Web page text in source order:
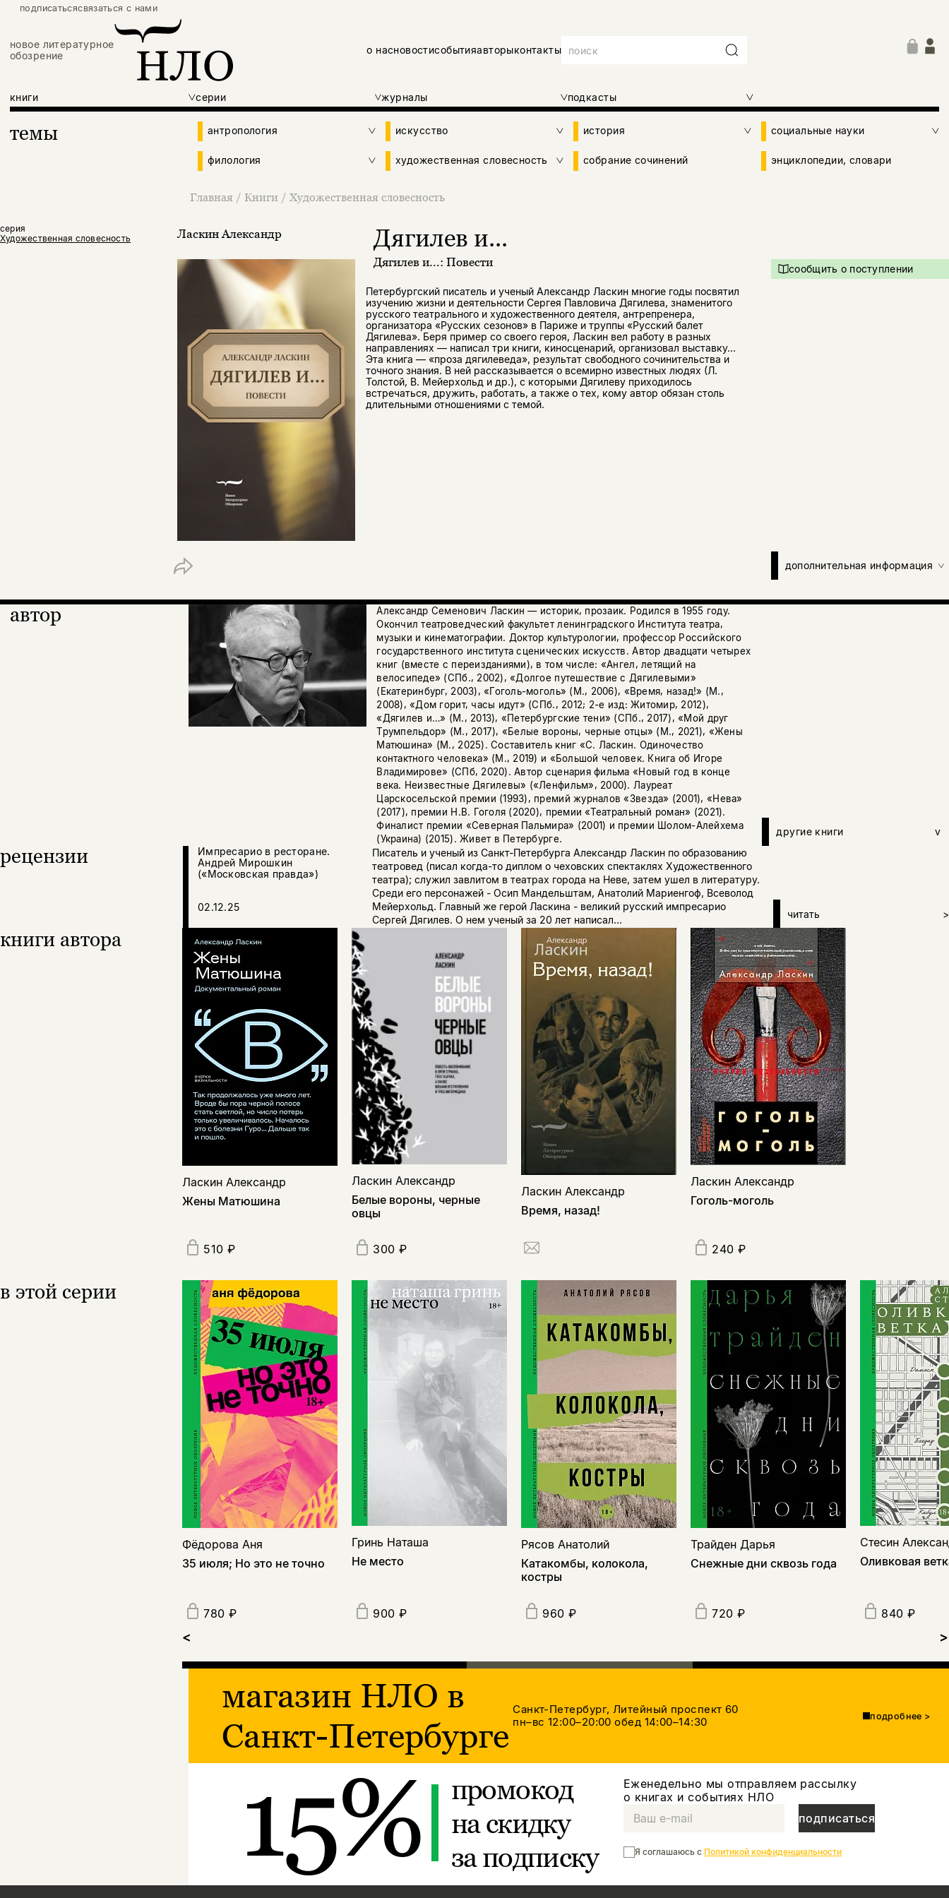
подписатьсясвязаться с нами
новое литературное
обозрение
о насновостисобытияавторыконтакты
книги серии журналы подкасты
темы антропология искусство история социальные науки
филология художественная словесность собрание сочинений энциклопедии, словари
Главная / Книги / Художественная словесность
серия
Художественная словесность
Ласкин Александр Дягилев и...
Дягилев и...: Повести
Петербургский писатель и ученый Александр Ласкин многие годы посвятил
изучению жизни и деятельности Сергея Павловича Дягилева, знаменитого
русского театрального и художественного деятеля, антрепренера,
организатора «Русских сезонов» в Париже и труппы «Русский балет
Дягилева». Беря пример со своего героя, Ласкин вел работу в разных
направлениях — написал три книги, киносценарий, организовал выставку…
Эта книга — «проза дягилеведа», результат свободного сочинительства и
точного знания. В ней рассказывается о всемирно известных людях (Л.
Толстой, В. Мейерхольд и др.), с которыми Дягилеву приходилось
встречаться, дружить, работать, а также о тех, кому автор обязан столь
длительными отношениями с темой.
сообщить о поступлении
дополнительная информация
автор
Александр Семенович Ласкин — историк, прозаик. Родился в 1955 году.
Окончил театроведческий факультет ленинградского Института театра,
музыки и кинематографии. Доктор культурологии, профессор Российского
государственного института сценических искусств. Автор двадцати четырех
книг (вместе с переизданиями), в том числе: «Ангел, летящий на
велосипеде» (СПб., 2002), «Долгое путешествие с Дягилевыми»
(Екатеринбург, 2003), «Гоголь-моголь» (М., 2006), «Время, назад!» (М.,
2008), «Дом горит, часы идут» (СПб., 2012; 2-е изд: Житомир, 2012),
«Дягилев и…» (М., 2013), «Петербургские тени» (СПб., 2017), «Мой друг
Трумпельдор» (М., 2017), «Белые вороны, черные отцы» (М., 2021), «Жены
Матюшина» (М., 2025). Составитель книг «С. Ласкин. Одиночество
контактного человека» (М., 2019) и «Большой человек. Книга об Игоре
Владимирове» (СПб, 2020). Автор сценария фильма «Новый год в конце
века. Неизвестные Дягилевы» («Ленфильм», 2000). Лауреат
Царскосельской премии (1993), премий журналов «Звезда» (2001), «Нева»
(2017), премии Н.В. Гоголя (2020), премии «Театральный роман» (2021).
Финалист премии «Северная Пальмира» (2001) и премии Шолом-Алейхема
(Украина) (2015). Живет в Петербурге.
другие книги v
рецензии
Импресарио в ресторане.
Андрей Мирошкин
(«Московская правда»)
02.12.25
Писатель и ученый из Санкт-Петербурга Александр Ласкин по образованию
театровед (писал когда-то диплом о чеховских спектаклях Художественного
театра); служил завлитом в театрах города на Неве, затем ушел в литературу.
Среди его персонажей - Осип Мандельштам, Анатолий Мариенгоф, Всеволод
Мейерхольд. Главный же герой Ласкина - великий русский импресарио
Сергей Дягилев. О нем ученый за 20 лет написал...
читать >
книги автора
Ласкин Александр
Жены Матюшина
510 ₽
Ласкин Александр
Белые вороны, черные
овцы
300 ₽
Ласкин Александр
Время, назад!
Ласкин Александр
Гоголь-моголь
240 ₽
в этой серии
Фёдорова Аня
35 июля; Но это не точно
780 ₽
Гринь Наташа
Не место
900 ₽
Рясов Анатолий
Катакомбы, колокола,
костры
960 ₽
Трайден Дарья
Снежные дни сквозь года
720 ₽
Стесин
Оливковая
840 ₽
< >
магазин НЛО в
Санкт-Петербурге
Санкт-Петербург, Литейный проспект 60
пн–вс 12:00–20:00обед 14:00–14:30 подробнее >
15%
промокод
на скидку
за подписку
Еженедельно мы отправляем рассылку
о книгах и событиях НЛО
подписаться
Я соглашаюсь с Политикой конфиденциальности